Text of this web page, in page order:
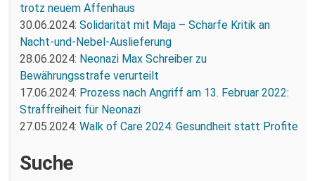
trotz neuem Affenhaus
30.06.2024: Solidarität mit Maja – Scharfe Kritik an
Nacht-und-Nebel-Auslieferung
28.06.2024: Neonazi Max Schreiber zu
Bewährungsstrafe verurteilt
17.06.2024: Prozess nach Angriff am 13. Februar 2022:
Straffreiheit für Neonazi
27.05.2024: Walk of Care 2024: Gesundheit statt Profite
Suche